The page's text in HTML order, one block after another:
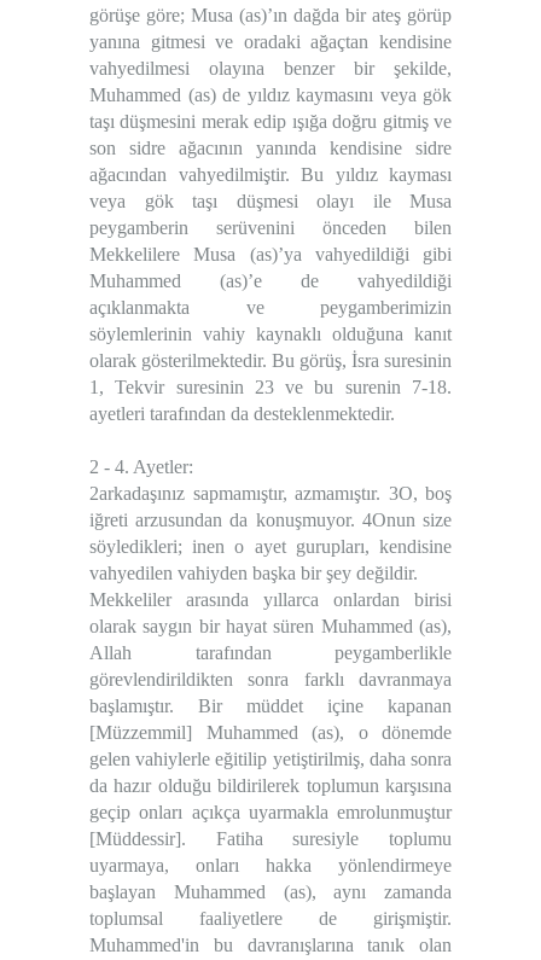
görüşe göre; Musa (as)’ın dağda bir ateş görüp
yanına gitmesi ve oradaki ağaçtan kendisine
vahyedilmesi olayına benzer bir şekilde,
Muhammed (as) de yıldız kaymasını veya gök
taşı düşmesini merak edip ışığa doğru gitmiş ve
son sidre ağacının yanında kendisine sidre
ağacından vahyedilmiştir. Bu yıldız kayması
veya gök taşı düşmesi olayı ile Musa
peygamberin serüvenini önceden bilen
Mekkelilere Musa (as)’ya vahyedildiği gibi
Muhammed (as)’e de vahyedildiği
açıklanmakta ve peygamberimizin
söylemlerinin vahiy kaynaklı olduğuna kanıt
olarak gösterilmektedir. Bu görüş, İsra suresinin
1, Tekvir suresinin 23 ve bu surenin 7-18.
ayetleri tarafından da desteklenmektedir.
2 - 4. Ayetler:
2arkadaşınız sapmamıştır, azmamıştır. 3O, boş
iğreti arzusundan da konuşmuyor. 4Onun size
söyledikleri; inen o ayet gurupları, kendisine
vahyedilen vahiyden başka bir şey değildir.
Mekkeliler arasında yıllarca onlardan birisi
olarak saygın bir hayat süren Muhammed (as),
Allah tarafından peygamberlikle
görevlendirildikten sonra farklı davranmaya
başlamıştır. Bir müddet içine kapanan
[Müzzemmil] Muhammed (as), o dönemde
gelen vahiylerle eğitilip yetiştirilmiş, daha sonra
da hazır olduğu bildirilerek toplumun karşısına
geçip onları açıkça uyarmakla emrolunmuştur
[Müddessir]. Fatiha suresiyle toplumu
uyarmaya, onları hakka yönlendirmeye
başlayan Muhammed (as), aynı zamanda
toplumsal faaliyetlere de girişmiştir.
Muhammed'in bu davranışlarına tanık olan